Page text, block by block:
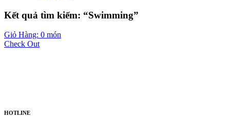
Kết quả tìm kiếm: “Swimming”
Giỏ Hàng: 0 món
Check Out
HOTLINE